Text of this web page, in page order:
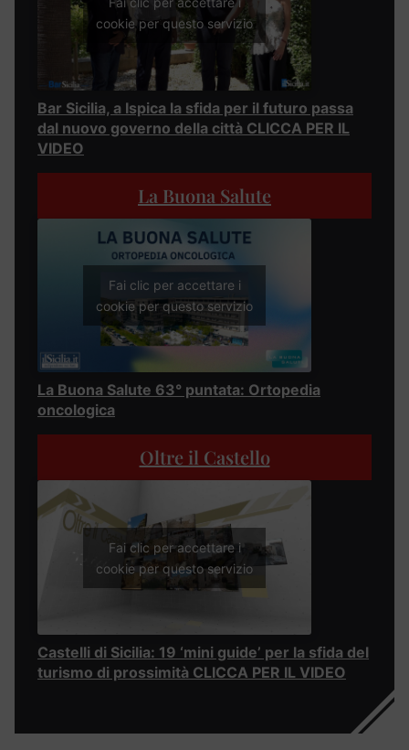
cookie per questo servizio
Bar Sicilia, a Ispica la sfida per il futuro passa
dal nuovo governo della città CLICCA PER IL
VIDEO
La Buona Salute
Fai clic per accettare i
cookie per questo servizio
La Buona Salute 63° puntata: Ortopedia
oncologica
Oltre il Castello
Fai clic per accettare i
cookie per questo servizio
Castelli di Sicilia: 19 ‘mini guide’ per la sfida del
turismo di prossimità CLICCA PER IL VIDEO